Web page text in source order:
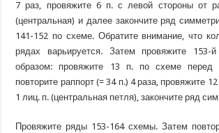
7 раз, провяжите 6 п. с левой стороны от
(центральная) и далее закончите ряд
141-152 по схеме. Обратите внимание, что
рядах варьируется. Затем провяжите
образом: провяжите 13 п. по схеме перед
повторите раппорт (= 34 п.) 4 раза, провяжите
1 лиц. п. (центральная петля), закончите ряд
Провяжите ряды 153-164 схемы. Затем